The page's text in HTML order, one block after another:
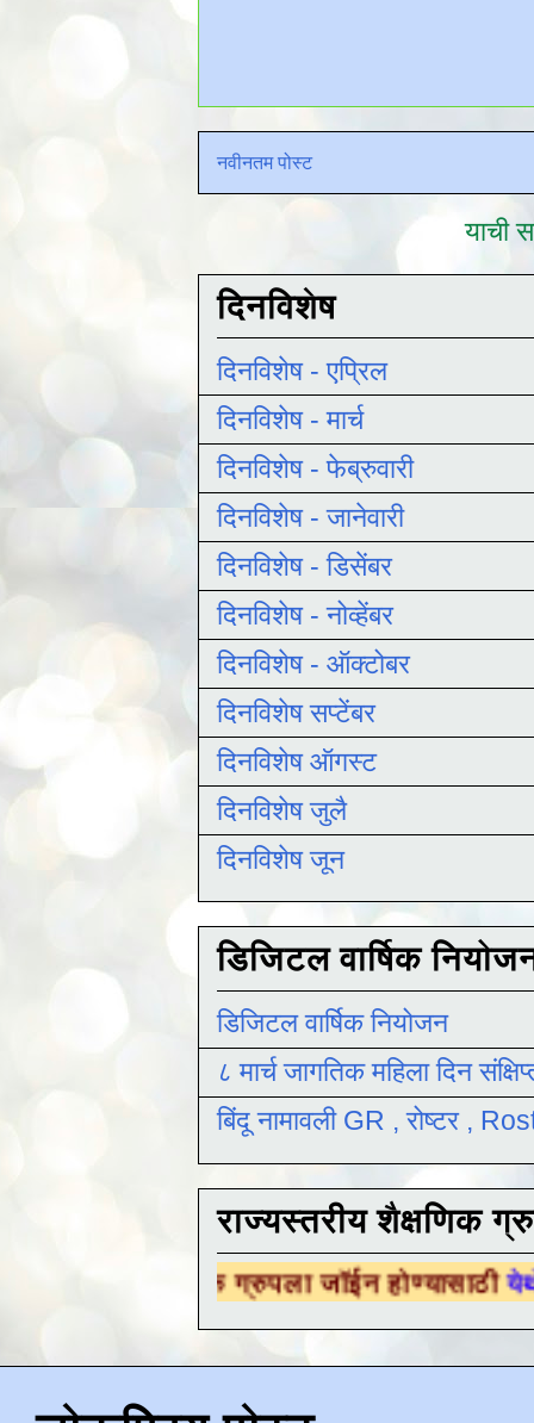
नवीनतम पोस्ट
याची
दिनविशेष
दिनविशेष - एप्रिल
दिनविशेष - मार्च
दिनविशेष - फेब्रुवारी
दिनविशेष - जानेवारी
दिनविशेष - डिसेंबर
दिनविशेष - नोव्हेंबर
दिनविशेष - ऑक्टोबर
दिनविशेष सप्टेंबर
दिनविशेष ऑगस्ट
दिनविशेष जुलै
दिनविशेष जून
डिजिटल वार्षिक
डिजिटल वार्षिक नियोजन
८ मार्च जागतिक महिला दिन
बिंदू नामावली GR , रोष्टर ,
राज्यस्तरीय शैक्षणिक
ग्रुपला जॉईन होण्यासाठीयेथे क्लिक करा .